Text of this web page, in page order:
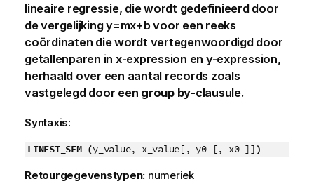
lineaire regressie, die wordt gedefinieerd door
de vergelijkingy=mx+bvoor een reeks
coördinaten die wordt vertegenwoordigd door
getallenparen in x-expression en y-expression,
herhaald over een aantal records zoals
vastgelegd door een group by-clausule.
Syntaxis:
LINEST_SEM (y_value, x_value[, y0 [, x0 ]] )
Retourgegevenstypen: numeriek